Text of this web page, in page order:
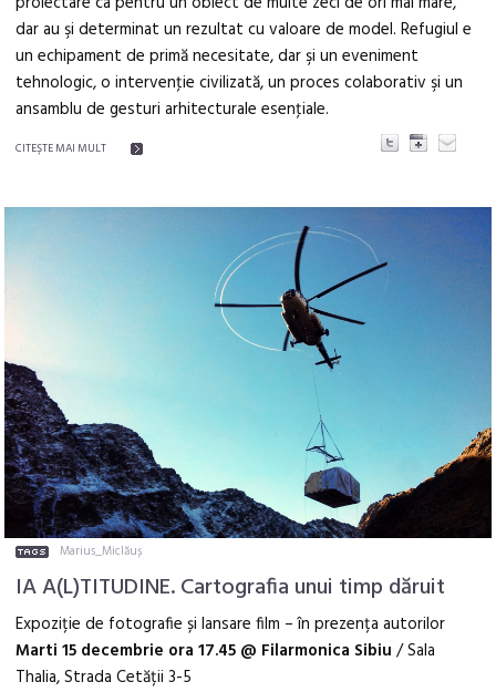
dar au şi determinat un rezultat cu valoare de model. Refugiul e
un echipament de primă necesitate, dar şi un eveniment
tehnologic, o intervenţie civilizată, un proces colaborativ şi un
ansamblu de gesturi arhitecturale esenţiale.
CITEŞTE MAI MULT
Marius_Miclăuș
IA A(L)TITUDINE. Cartografia unui timp dăruit
Expoziție de fotografie și lansare film – în prezența autorilor
Marti 15 decembrie ora 17.45 @ Filarmonica Sibiu / Sala
Thalia, Strada Cetății 3-5